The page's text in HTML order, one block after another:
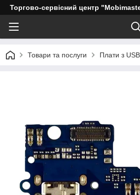
Торгово-сервісний центр
Товари та послуги Плати з